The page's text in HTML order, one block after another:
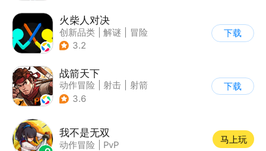
火柴人对决
创新品类 解谜
冒险
| 挑战破纪录
3.2
下载
战箭天下
动作冒险 射击
射箭
| 怀旧
3.6
下载
我不是无双
动作冒险 PvP
马上玩